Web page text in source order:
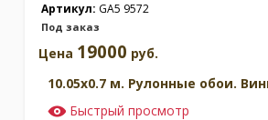
Артикул: GA5 9572
Под заказ
Цена 19000 руб.
10.05x0.7 м. Рулонные обои.
Быстрый просмотр